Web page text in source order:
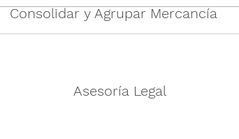
Consolidar y Agrupar Mercancía
Asesoría Legal